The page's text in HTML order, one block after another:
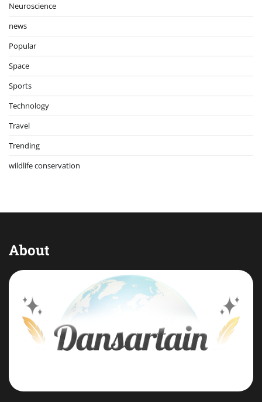
Neuroscience
news
Popular
Space
Sports
Technology
Travel
Trending
wildlife conservation
About